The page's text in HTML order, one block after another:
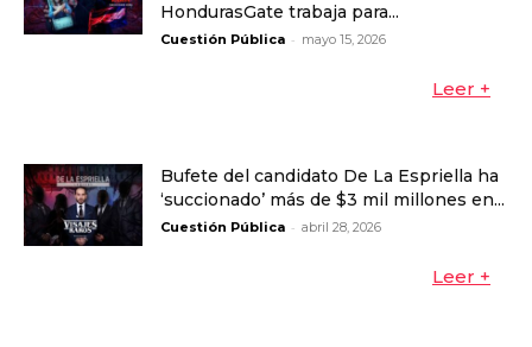
HondurasGate trabaja para...
Cuestión Pública - mayo 15, 2026
Leer +
Bufete del candidato De La Espriella ha
‘succionado’ más de $3 mil millones en...
Cuestión Pública - abril 28, 2026
Leer +